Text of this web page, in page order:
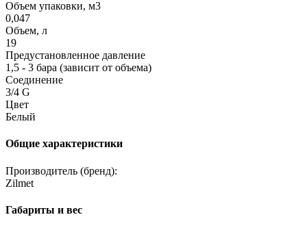
Объем упаковки, м3
0,047
Объем, л
19
Предустановленное давление
1,5 - 3 бара (зависит от объема)
Соединение
3/4 G
Цвет
Белый
Общие характеристики
Производитель (бренд):
Zilmet
Габариты и вес